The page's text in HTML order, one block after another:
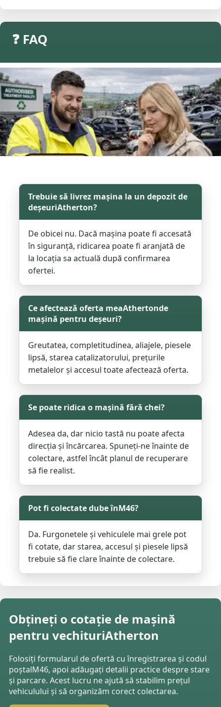
❓ FAQ
Trebuie să livrez mașina la un depozit de
deșeuriAtherton?
De obicei nu. Dacă mașina poate fi accesată
în siguranță, ridicarea poate fi aranjată de
la locația sa actuală după confirmarea
ofertei.
Ce afectează oferta meaAthertonde
mașină pentru deșeuri?
Greutatea, completitudinea, aliajele, piesele
lipsă, starea catalizatorului, prețurile
metalelor și accesul toate afectează oferta.
Se poate ridica o mașină fără chei?
Adesea da, dar nicio tastă nu poate afecta
direcția și încărcarea. Spuneți-ne înainte de
colectare, astfel încât planul de recuperare
să fie realist.
Pot fi colectate dube înM46?
Da. Furgonetele și vehiculele mai grele pot
fi cotate, dar starea, accesul și piesele lipsă
trebuie să fie clare înainte de colectare.
Obțineți o cotație de mașină
pentru vechituriAtherton
Folosiți formularul de ofertă cu înregistrarea și codul
poștalM46, apoi adăugați detalii practice despre stare
și parcare. Acest lucru ne ajută să stabilim prețul
vehiculului și să organizăm corect colectarea.